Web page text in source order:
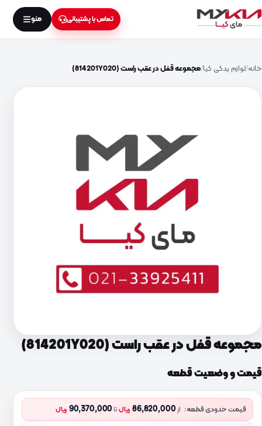
تماس با پشتیبانی منو
خانه لوازم یدکی کیا مجموعه قفل در عقب راست (814201Y020)
مجموعه قفل در عقب راست (814201Y020)
قیمت و وضعیت قطعه
قیمت حدودی قطعه: از86,820,000 ریالتا90,370,000 ریال